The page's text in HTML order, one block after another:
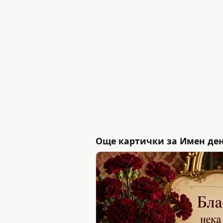
Още картички за Имен